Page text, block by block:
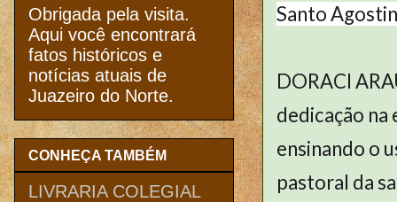
Santo
DORACI
dedicação na
ensinando o
pastoral da
Obrigada pela visita.
Aqui você encontrará
fatos históricos e
notícias atuais de
Juazeiro do Norte.
CONHEÇA TAMBÉM
LIVRARIA COLEGIAL